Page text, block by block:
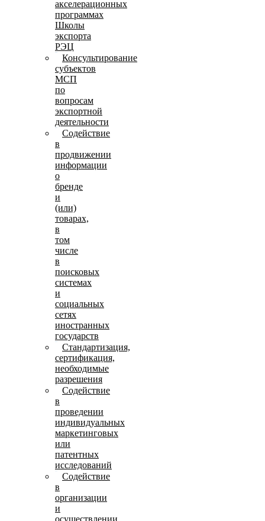
акселерационных
программах
Школы
экспорта
РЭЦ
Консультирование
субъектов
МСП
по
вопросам
экспортной
деятельности
Содействие
в
продвижении
информации
о
бренде
и
(или)
товарах,
в
том
числе
в
поисковых
системах
и
социальных
сетях
иностранных
государств
Стандартизация,
сертификация,
необходимые
разрешения
Содействие
в
проведении
индивидуальных
маркетинговых
или
патентных
исследований
Содействие
в
организации
и
осуществлении